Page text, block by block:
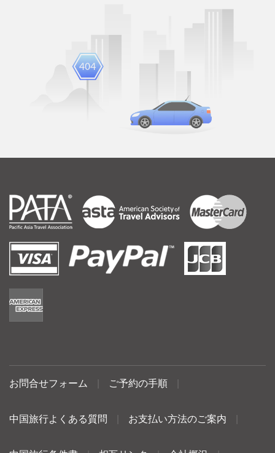
お問合せフォーム ご予約の手順
中国旅行よくある質問 お支払い方法のご案内